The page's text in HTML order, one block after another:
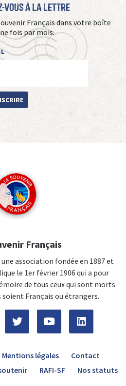
vous à La Lettre
Français dans votre boîte
fois par mois.
Français
association fondée en 1887 et
le 1er février 1906 qui a pour
de tous ceux qui sont morts
soient Français ou étrangers.
Mentions légales
Contact
RAFI-SF Nos statuts